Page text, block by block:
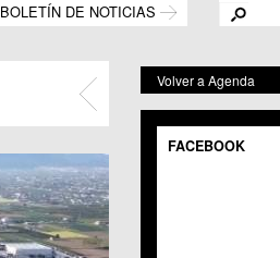
BOLETÍN DE NOTICIAS
Volver a Agenda
FACEBOOK